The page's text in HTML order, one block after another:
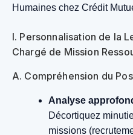
Humaines chez Crédit
I. Personnalisation de la
Chargé de Mission
A. Compréhension du
Analyse
Décortiquez
missions